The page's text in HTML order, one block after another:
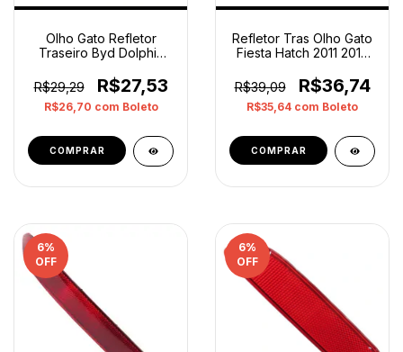
Olho Gato Refletor
Traseiro Byd Dolphin
Vermelho
R$29,29 R$27,53
R$26,70 com Boleto
Refletor Tras Olho Gato
Fiesta Hatch 2011 2013
R$39,09
R$36,74
R$35,64 com Boleto
6%
OFF
6%
OFF